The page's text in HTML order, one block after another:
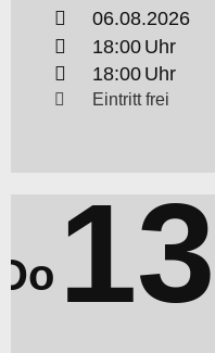
06.08.2026
18:00
18:00
Eintritt frei
13